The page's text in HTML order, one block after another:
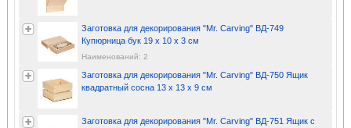
Заготовка для декорирования "Mr. Carving" ВД-749
Купюрница бук 19 х 10 х 3 см
Наименований: 2
Заготовка для декорирования "Mr. Carving" ВД-750 Ящик
квадратный сосна 13 х 13 х 9 см
Заготовка для декорирования "Mr. Carving" ВД-751 Ящик с